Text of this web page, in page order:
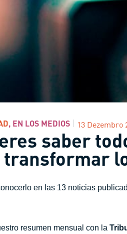
, EN LOS MEDIOS 13 Dezembro
saber
transformar
en las 13 noticias
resumen mensual con la